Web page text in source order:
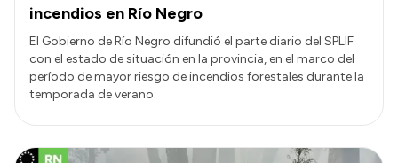
incendios en Río Negro
El Gobierno de Río Negro difundió el parte diario del SPLIF
con el estado de situación en la provincia, en el marco del
período de mayor riesgo de incendios forestales durante la
temporada de verano.